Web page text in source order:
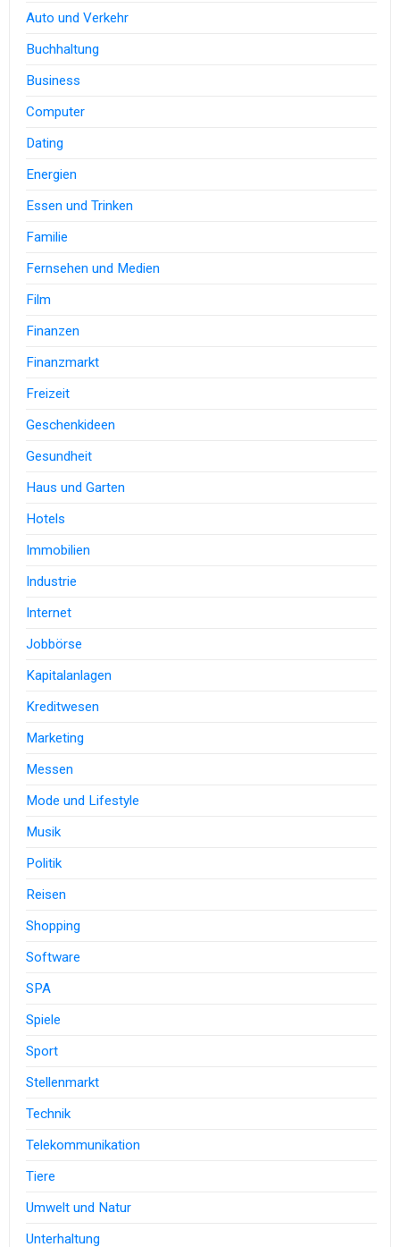
Auto und Verkehr
Buchhaltung
Business
Computer
Dating
Energien
Essen und Trinken
Familie
Fernsehen und Medien
Film
Finanzen
Finanzmarkt
Freizeit
Geschenkideen
Gesundheit
Haus und Garten
Hotels
Immobilien
Industrie
Internet
Jobbörse
Kapitalanlagen
Kreditwesen
Marketing
Messen
Mode und Lifestyle
Musik
Politik
Reisen
Shopping
Software
SPA
Spiele
Sport
Stellenmarkt
Technik
Telekommunikation
Tiere
Umwelt und Natur
Unterhaltung